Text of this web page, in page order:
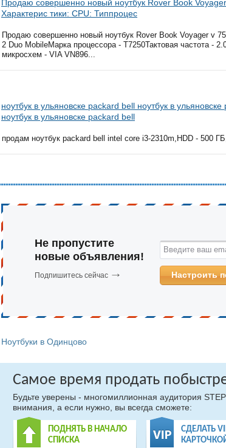
Продаю совершенно новый ноутбук Rover Book Voyager
Характерис тики: CPU: Типпроцес
Продаю совершенно новый ноутбук Rover Book Voyager v
2 Duo MobileМарка процессора - T7250Тактовая частота -
микросхем - VIA VN896...
ноутбук в ульяновске packard bell ноутбук в
ноутбук в ульяновске packard bell
продам ноутбук packard bell intel core i3-2310m,HDD - 500
Не пропустите
новые объявления!
Подпишитесь сейчас
Введите ваш
Настроить
Ноутбуки в Одинцово
Самое время продать
Будьте уверены - многомиллионная аудитория
внимания, а если нужно, вы всегда сможете:
ПОДНЯТЬ В НАЧАЛО
СПИСКА
СДЕЛАТЬ